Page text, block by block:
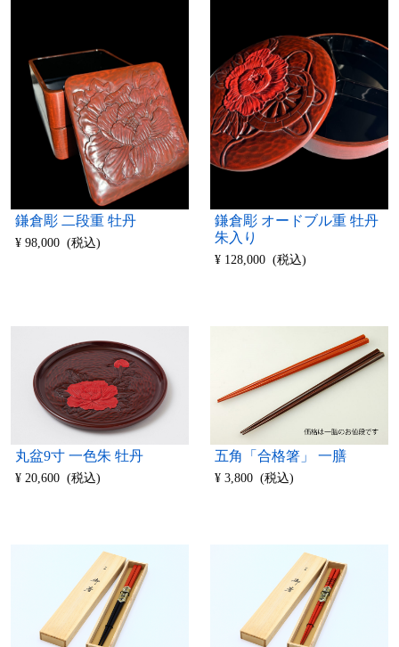
鎌倉彫 二段重 牡丹
¥ 98,000 (税込)
鎌倉彫 オードブル重 牡丹
朱入り
¥ 128,000 (税込)
丸盆9寸 一色朱 牡丹
¥ 20,600 (税込)
五角「合格箸」 一膳
¥ 3,800 (税込)